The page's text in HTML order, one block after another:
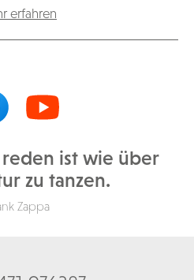
erfahren
ist wie über
zu tanzen.
Zappa